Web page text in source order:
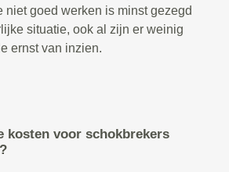
niet goed werken is minst gezegd
situatie, ook al zijn er weinig
ernst van inzien.
kosten voor schokbrekers